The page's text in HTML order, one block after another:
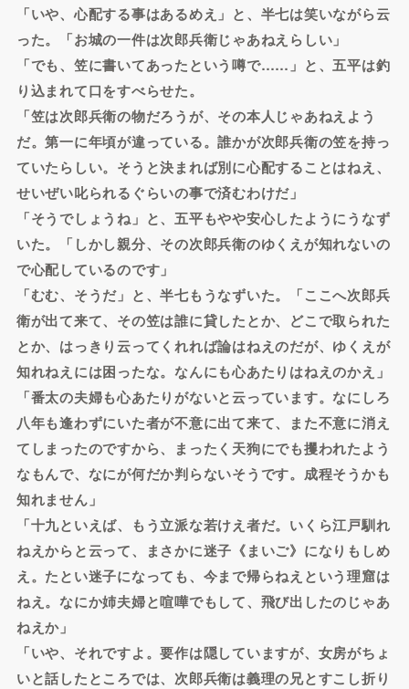
「いや、心配する事はあるめえ」と、半七は笑いながら云
った。「お城の一件は次郎兵衛じゃあねえらしい」
「でも、笠に書いてあったという噂で……」と、五平は釣
り込まれて口をすべらせた。
「笠は次郎兵衛の物だろうが、その本人じゃあねえよう
だ。第一に年頃が違っている。誰かが次郎兵衛の笠を持っ
ていたらしい。そうと決まれば別に心配することはねえ、
せいぜい叱られるぐらいの事で済むわけだ」
「そうでしょうね」と、五平もやや安心したようにうなず
いた。「しかし親分、その次郎兵衛のゆくえが知れないの
で心配しているのです」
「むむ、そうだ」と、半七もうなずいた。「ここへ次郎兵
衛が出て来て、その笠は誰に貸したとか、どこで取られた
とか、はっきり云ってくれれば論はねえのだが、ゆくえが
知れねえには困ったな。なんにも心あたりはねえのかえ」
「番太の夫婦も心あたりがないと云っています。なにしろ
八年も逢わずにいた者が不意に出て来て、また不意に消え
てしまったのですから、まったく天狗にでも攫われたよう
なもんで、なにが何だか判らないそうです。成程そうかも
知れません」
「十九といえば、もう立派な若けえ者だ。いくら江戸馴れ
ねえからと云って、まさかに迷子《まいご》になりもしめ
え。たとい迷子になっても、今まで帰らねえという理窟は
ねえ。なにか姉夫婦と喧嘩でもして、飛び出したのじゃあ
ねえか」
「いや、それですよ。要作は隠していますが、女房がちょ
いと話したところでは、次郎兵衛は義理の兄とすこし折り